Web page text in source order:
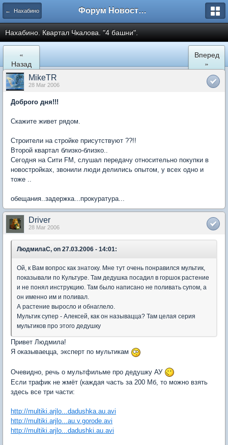
← Нахабино Форум Новостройки
Нахабино. Квартал Чкалова. "4 башни".
«
Назад
Вперед
»
MikeTR
28 Mar 2006
Доброго дня!!!
Скажите живет рядом.
Строители на стройке присутствуют ??!!
Второй квартал близко-близко..
Сегодня на Сити FM, слушал передачу относительно покупки в
новостройках, звонили люди делились опытом, у всех одно и
тоже ..
обещания..задержка...прокуратура...
Driver
28 Mar 2006
ЛюдмилаС, on 27.03.2006 - 14:01:
Ой, к Вам вопрос как знатоку. Мне тут очень понравился мультик,
показывали по Культуре. Там дедушка посадил в горшок растение
и не понял инструкцию. Там было написано не поливать супом, а
он именно им и поливал.
А растение выросло и обнаглело.
Мультик супер - Алексей, как он называцца? Там целая серия
мультиков про этого дедушку
Привет Людмила!
Я оказываецца, эксперт по мультикам
Очевидно, речь о мультфильме про дедушку АУ
Если трафик не жмёт (каждая часть за 200 Мб, то можно взять
здесь все три части:
http://multiki.arjlo...dadushka.au.avi
http://multiki.arjlo...au.v.gorode.avi
http://multiki.arjlo...dadushki.au.avi